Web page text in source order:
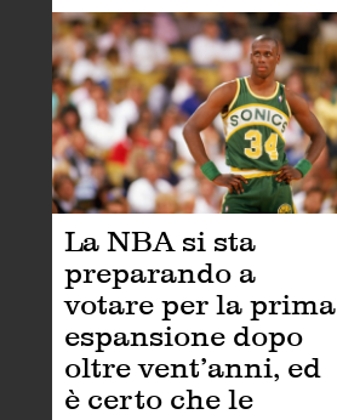
La NBA si sta
preparando a
votare per la prima
espansione dopo
oltre vent’anni, ed
è certo che le